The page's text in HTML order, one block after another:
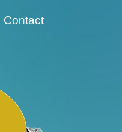
Contact